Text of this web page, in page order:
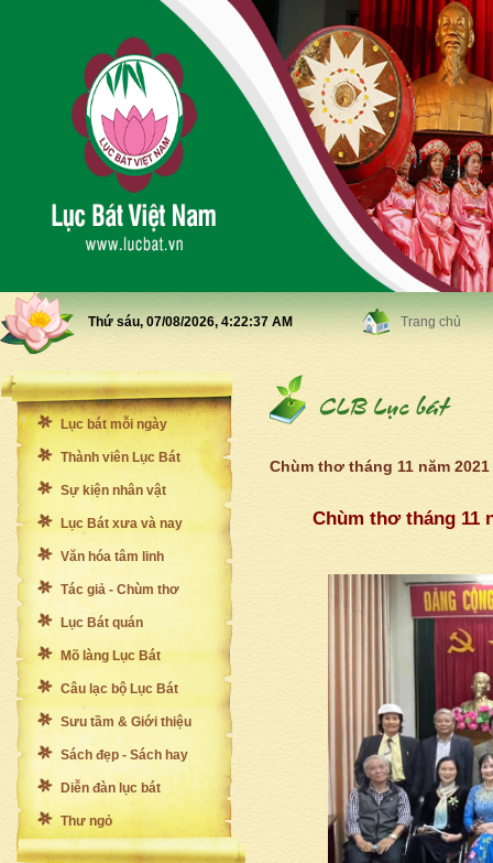
Thứ sáu, 07/08/2026, 4:22:40 AM Trang chủ
Lục bát mỗi ngày
Thành viên Lục Bát
Sự kiện nhân vật
Lục Bát xưa và nay
Văn hóa tâm linh
Tác giả - Chùm thơ
Lục Bát quán
Mõ làng Lục Bát
Câu lạc bộ Lục Bát
Sưu tầm & Giới thiệu
Sách đẹp - Sách hay
Diễn đàn lục bát
Thư ngỏ
Chùm thơ tháng 11 năm
Chùm thơ tháng 11